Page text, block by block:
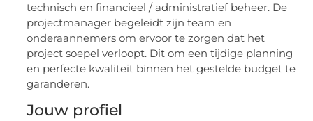
technisch en financieel / administratief beheer. De
projectmanager begeleidt zijn team en
onderaannemers om ervoor te zorgen dat het
project soepel verloopt. Dit om een ​​tijdige planning
en perfecte kwaliteit binnen het gestelde budget te
garanderen.
Jouw profiel